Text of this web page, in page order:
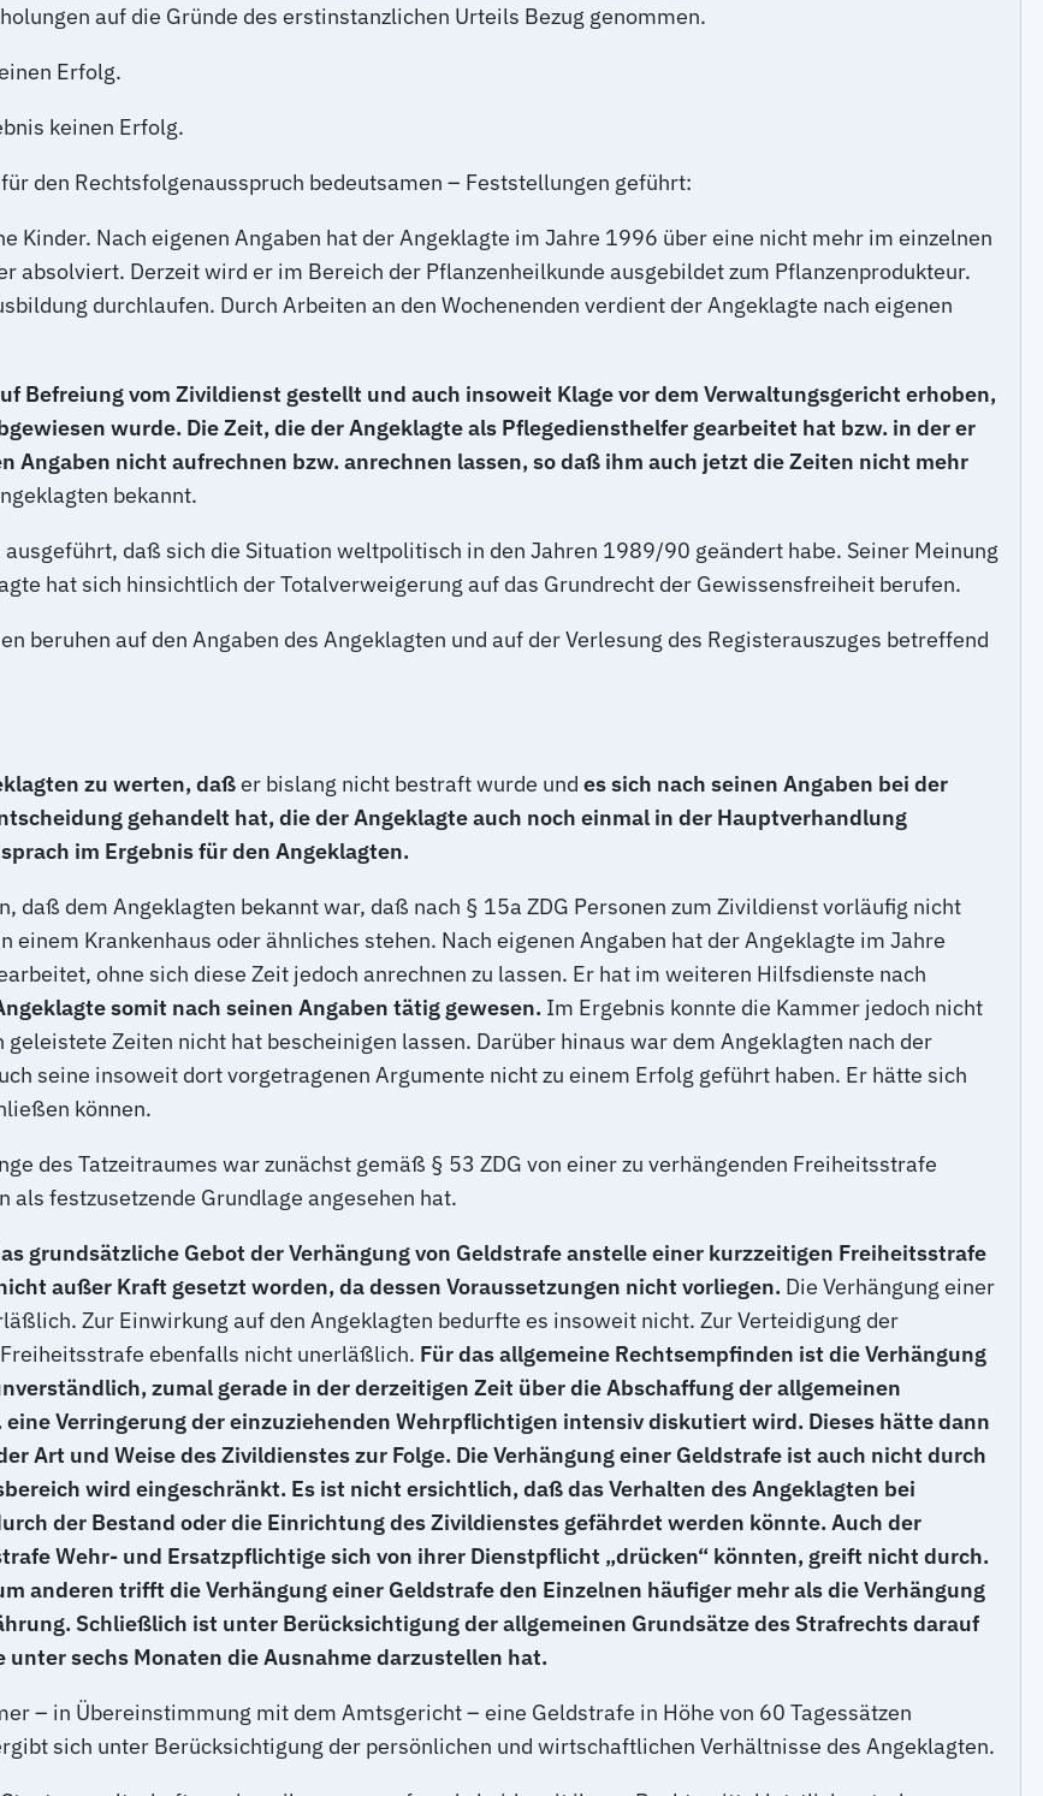
auf die Gründe des erstinstanzlichen Urteils Bezug genommen.
Erfolg.
keinen Erfolg.
den Rechtsfolgenausspruch bedeutsamen – Feststellungen geführt:
Kinder. Nach eigenen Angaben hat der Angeklagte im Jahre 1996 über eine nicht mehr im einzelnen
Derzeit wird er im Bereich der Pflanzenheilkunde ausgebildet zum Pflanzenprodukteur.
durchlaufen. Durch Arbeiten an den Wochenenden verdient der Angeklagte nach eigenen
Befreiung vom Zivildienst gestellt und auch insoweit Klage vor dem Verwaltungsgericht erhoben,
wurde. Die Zeit, die der Angeklagte als Pflegediensthelfer gearbeitet hat bzw. in der er
Angaben nicht aufrechnen bzw. anrechnen lassen, so daß ihm auch jetzt die Zeiten nicht mehr
bekannt.
daß sich die Situation weltpolitisch in den Jahren 1989/90 geändert habe. Seiner Meinung
hat sich hinsichtlich der Totalverweigerung auf das Grundrecht der Gewissensfreiheit berufen.
beruhen auf den Angaben des Angeklagten und auf der Verlesung des Registerauszuges betreffend
zu werten, daßer bislang nicht bestraft wurde und es sich nach seinen Angaben bei der
gehandelt hat, die der Angeklagte auch noch einmal in der Hauptverhandlung
im Ergebnis für den Angeklagten.
daß dem Angeklagten bekannt war, daß nach § 15a ZDG Personen zum Zivildienst vorläufig nicht
Krankenhaus oder ähnliches stehen. Nach eigenen Angaben hat der Angeklagte im Jahre
ohne sich diese Zeit jedoch anrechnen zu lassen. Er hat im weiteren Hilfsdienste nach
somit nach seinen Angaben tätig gewesen. Im Ergebnis konnte die Kammer jedoch nicht
Zeiten nicht hat bescheinigen lassen. Darüber hinaus war dem Angeklagten nach der
seine insoweit dort vorgetragenen Argumente nicht zu einem Erfolg geführt haben. Er hätte sich
können.
des Tatzeitraumes war zunächst gemäß § 53 ZDG von einer zu verhängenden Freiheitsstrafe
als festzusetzende Grundlage angesehen hat.
grundsätzliche Gebot der Verhängung von Geldstrafe anstelle einer kurzzeitigen Freiheitsstrafe
außer Kraft gesetzt worden, da dessen Voraussetzungen nicht vorliegen. Die Verhängung einer
Zur Einwirkung auf den Angeklagten bedurfte es insoweit nicht. Zur Verteidigung der
ebenfalls nicht unerläßlich. Für das allgemeine Rechtsempfinden ist die Verhängung
zumal gerade in der derzeitigen Zeit über die Abschaffung der allgemeinen
Verringerung der einzuziehenden Wehrpflichtigen intensiv diskutiert wird. Dieses hätte dann
Art und Weise des Zivildienstes zur Folge. Die Verhängung einer Geldstrafe ist auch nicht durch
wird eingeschränkt. Es ist nicht ersichtlich, daß das Verhalten des Angeklagten bei
der Bestand oder die Einrichtung des Zivildienstes gefährdet werden könnte. Auch der
Wehr- und Ersatzpflichtige sich von ihrer Dienstpflicht „drücken“ könnten, greift nicht durch.
anderen trifft die Verhängung einer Geldstrafe den Einzelnen häufiger mehr als die Verhängung
Schließlich ist unter Berücksichtigung der allgemeinen Grundsätze des Strafrechts darauf
sechs Monaten die Ausnahme darzustellen hat.
– in Übereinstimmung mit dem Amtsgericht – eine Geldstrafe in Höhe von 60 Tagessätzen
sich unter Berücksichtigung der persönlichen und wirtschaftlichen Verhältnisse des Angeklagten.